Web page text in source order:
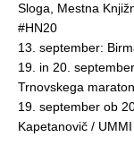
Sloga, Mestna
#HN20
13. september:
19. in 20.
Trnovskega
19. september ob
Kapetanovič /